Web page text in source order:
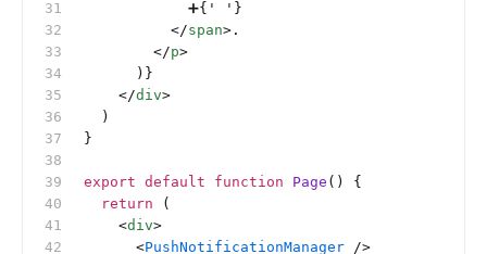
            ➕{
' ' }
          </
span>.
        </
p>
      )}
    </
div>
  )
}
export default function Page () {
  return
(
    <
div>
      <
PushNotificationManager />